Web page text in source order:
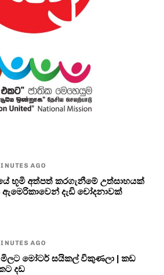
AGO
භූමි අත්පත් කරගැනීමේ උත්සාහයක්
ඇමෙරිකාවෙන් දැඩි චෝදනාවක්
AGO
මිලට මෝටර් සයිකල් විකුණලා | කඩ
දඩ